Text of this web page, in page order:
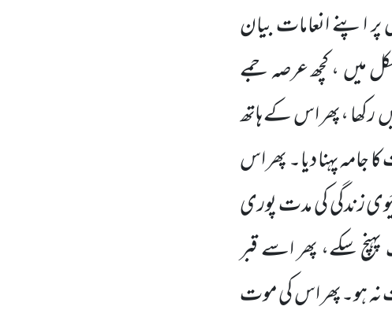
اپنے انعامات بیان
میں، کچھ عرصہ جمے
رکھا ،پھر اس کے ہاتھ
پہنا دیا۔ پھر اس
زندگی کی مدت پوری
سکے، پھر اسے قبر
ہو۔پھر اسکی موت